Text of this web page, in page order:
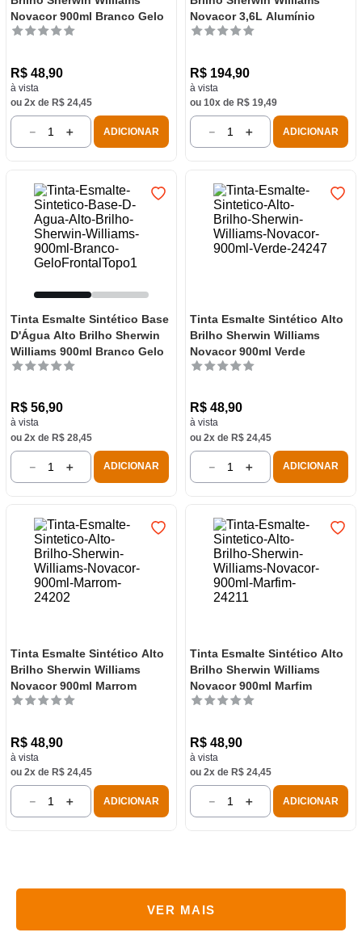
Novacor 900ml Branco Gelo
R$ 48,90
à vista
ou 2x de R$ 24,45
＋
－ ADICIONAR
Novacor 3,6L Alumínio
R$ 194,90
à vista
ou 10x de R$ 19,49
＋
－ ADICIONAR
Tinta Esmalte Sintético Base
D'Água Alto Brilho Sherwin
Williams 900ml Branco Gelo
R$ 56,90
à vista
ou 2x de R$ 28,45
＋
－ ADICIONAR
Tinta Esmalte Sintético Alto
Brilho Sherwin Williams
Novacor 900ml Verde
R$ 48,90
à vista
ou 2x de R$ 24,45
＋
－ ADICIONAR
Tinta Esmalte Sintético Alto
Brilho Sherwin Williams
Novacor 900ml Marrom
R$ 48,90
à vista
ou 2x de R$ 24,45
＋
－ ADICIONAR
Tinta Esmalte Sintético Alto
Brilho Sherwin Williams
Novacor 900ml Marfim
R$ 48,90
à vista
ou 2x de R$ 24,45
＋
－ ADICIONAR